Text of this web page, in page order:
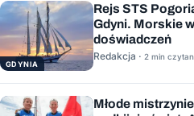
GDYNIA
Rejs STS
Gdyni. Morskie
doświadczeń
Redakcja · 2 min
Młode